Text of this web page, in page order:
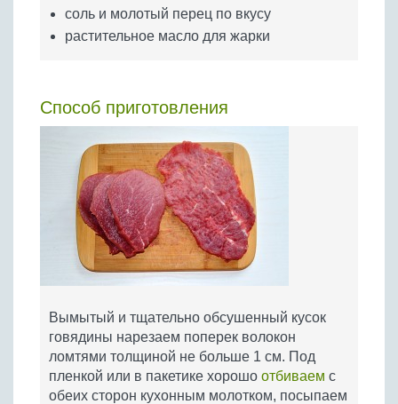
соль и молотый перец по вкусу
растительное масло для жарки
Способ приготовления
Вымытый и тщательно обсушенный кусок
говядины нарезаем поперек волокон
ломтями толщиной не больше 1 см. Под
пленкой или в пакетике хорошо отбиваем с
обеих сторон кухонным молотком, посыпаем